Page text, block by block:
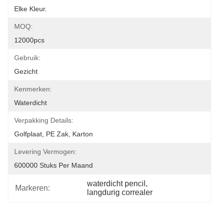
Elke Kleur.
MOQ:
12000pcs
Gebruik:
Gezicht
Kenmerken:
Waterdicht
Verpakking Details:
Golfplaat, PE Zak, Karton
Levering Vermogen:
600000 Stuks Per Maand
Markeren:
waterdicht pencil ,
langdurig correaler